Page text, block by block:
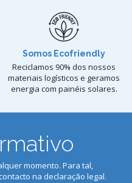
Somos Ecofriendly
Reciclamos 90% dos nossos
materiais logísticos e geramos
energia com painéis solares.
momento. Para tal,
na declaração legal.